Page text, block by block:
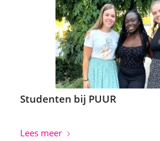
Studenten bij PUUR
Lees meer